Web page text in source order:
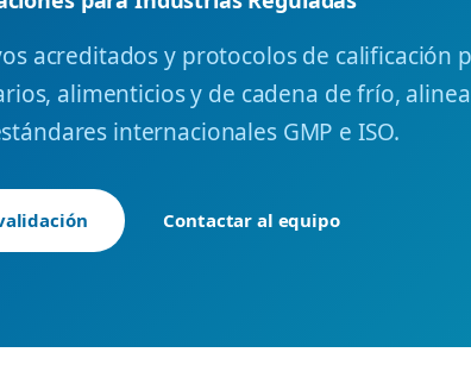
acreditados y protocolos de calificación
alimenticios y de cadena de frío,
internacionales GMP e ISO.
Contactar al equipo